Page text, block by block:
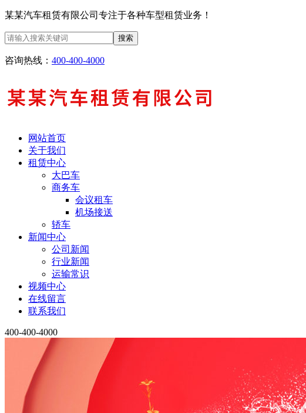
某某汽车租赁有限公司专注于各种车型租赁业务！
搜索
咨询热线： 400-400-4000
网站首页
关于我们
租赁中心
大巴车
商务车
会议租车
机场接送
轿车
新闻中心
公司新闻
行业新闻
运输常识
视频中心
在线留言
联系我们
400-400-4000